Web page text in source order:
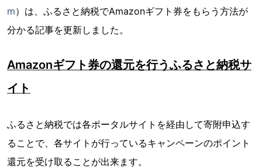
m）は、ふるさと納税でAmazonギフト券をもらう方法が
分かる記事を更新しました。
Amazonギフト券の還元を行うふるさと納税サ
イト
ふるさと納税では各ポータルサイトを経由して寄附申込す
ることで、各サイトが行っているキャンペーンのポイント
還元を受け取ることが出来ます。